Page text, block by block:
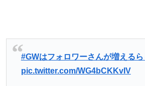
#GWはフォロワーさんが増える
pic.twitter.com/WG4bCKKvIV